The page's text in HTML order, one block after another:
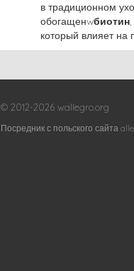
в традиционном
обогащенwбиотин
который влияет на
© 2012-2026 wallegro.org
Посредник с польского сайта